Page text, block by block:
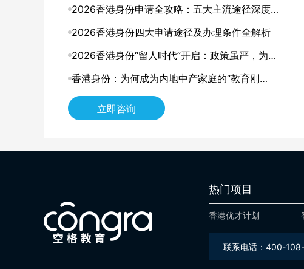
解，找到最适合你的那条路
2026香港身份申请全攻略：五大主流途径深度解
析，哪一种最适合你？
2026香港身份四大申请途径及办理条件全解析
2026香港身份“留人时代”开启：政策虽严，为何
仍是中产家庭的“最优解”？
香港身份：为何成为内地中产家庭的“教育刚
需”？
立即咨询
热门项目
香港优才计划
联系电话：400-